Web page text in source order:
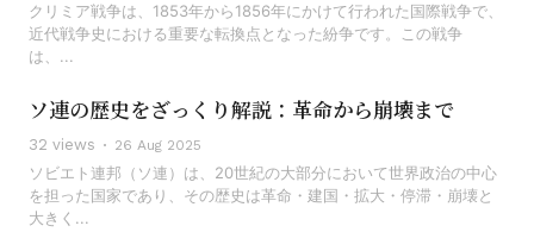
クリミア戦争は、1853年から1856年にかけて行われた国際戦争で、
近代戦争史における重要な転換点となった紛争です。この戦争
は、...
ソ連の歴史をざっくり解説：革命から崩壊まで
32 views 26 Aug 2025
ソビエト連邦（ソ連）は、20世紀の大部分において世界政治の中心
を担った国家であり、その歴史は革命・建国・拡大・停滞・崩壊と
大きく...